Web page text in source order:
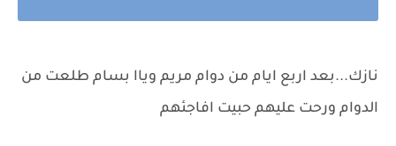
نازك...بعد اربع ايام من دوام مريم وياا بسام طلعت من
الدوام ورحت عليهم حبيت افاجئهم